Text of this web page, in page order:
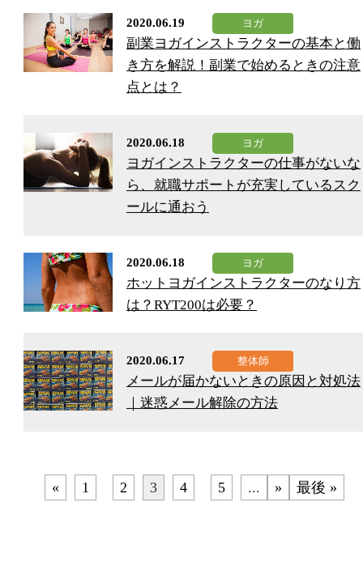
2020.06.19
副業ヨガインストラクターの基本と働
き方を解説！副業で始めるときの注意
点とは？
2020.06.18
ヨガインストラクターの仕事がないな
ら、就職サポートが充実しているスク
ールに通おう
2020.06.18
ホットヨガインストラクターのなり方
は？RYT200は必要？
2020.06.17
メールが届かないときの原因と対処法
｜迷惑メール解除の方法
« 1 2 3 4 5 ... » 最後 »